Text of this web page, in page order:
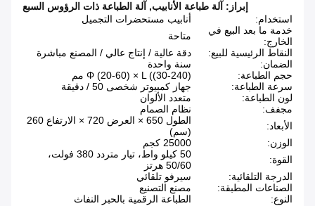
إبراز: آلة طباعة الأنابيب, آلة الطباعة ذات الرؤوس السبع
استخدام:
أنابيب مستحضرات التجميل
خدمة ما بعد البيع في
الخارج:
متاحة
النقاط الرئيسية للبيع:
دقة عالية / إنتاج عالي / المصنع مباشرة
الضمان:
سنة واحدة
حجم الطباعة:
Φ (20-60) × L ((30-240) مم
سرعة الطباعة:
جهاز كمبيوتر شخصى 50 / دقيقة
لون الطباعة:
متعدد الألوان
مجفف:
نظام الصمام
الأبعاد:
الطول 650 × العرض 720 × الارتفاع 260
(سم)
الوزن:
25000 كجم
القوة:
50 كيلو واط، تيار متردد 380 فولت،
50/60 هرتز
الدرجة التلقائية:
سيرفو تلقائي
الصناعات المطبقة:
مصنع التصنيع
النوع:
الطباعة الرقمية بالحبر النفاث